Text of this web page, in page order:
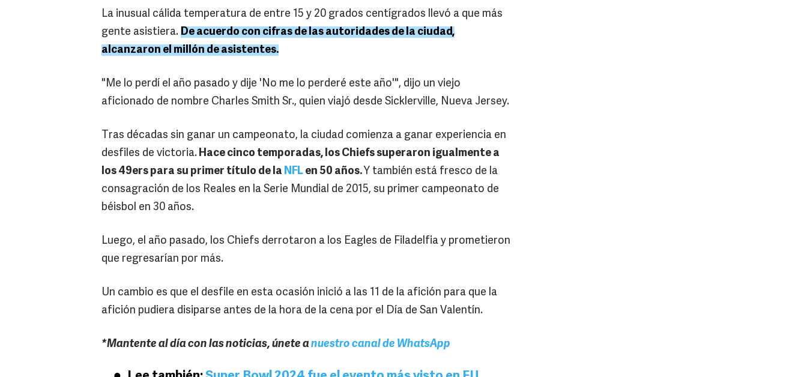
La inusual cálida temperatura de entre 15 y 20 grados centígrados llevó a que más
gente asistiera. De acuerdo con cifras de las autoridades de la ciudad,
alcanzaron el millón de asistentes.
"Me lo perdí el año pasado y dije 'No me lo perderé este año'", dijo un viejo
aficionado de nombre Charles Smith Sr., quien viajó desde Sicklerville, Nueva Jersey.
Tras décadas sin ganar un campeonato, la ciudad comienza a ganar experiencia en
desfiles de victoria. Hace cinco temporadas, los Chiefs superaron igualmente a
los 49ers para su primer título de la NFL en 50 años. Y también está fresco de la
consagración de los Reales en la Serie Mundial de 2015, su primer campeonato de
béisbol en 30 años.
Luego, el año pasado, los Chiefs derrotaron a los Eagles de Filadelfia y prometieron
que regresarían por más.
Un cambio es que el desfile en esta ocasión inició a las 11 de la afición para que la
afición pudiera disiparse antes de la hora de la cena por el Día de San Valentín.
*Mantente al día con las noticias, únete a nuestro canal de WhatsApp